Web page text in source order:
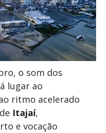
o som dos
lugar ao
ritmo acelerado
Itajaí,
e vocação